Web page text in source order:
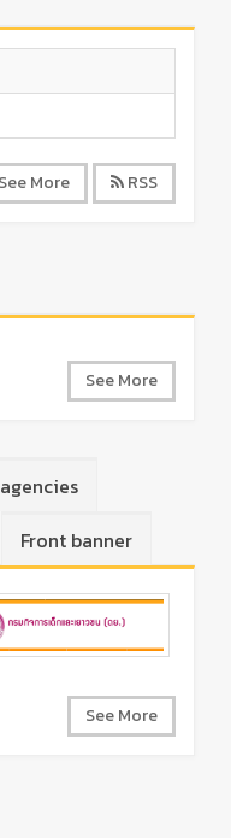
See More RSS
See More
Front banner
See More